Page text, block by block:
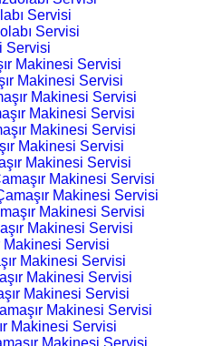
Servisi
Servisi
Servisi
Makinesi Servisi
Makinesi Servisi
Makinesi Servisi
Makinesi Servisi
Makinesi Servisi
Makinesi Servisi
Makinesi Servisi
Makinesi Servisi
Makinesi Servisi
Makinesi Servisi
Makinesi Servisi
Makinesi Servisi
Makinesi Servisi
Makinesi Servisi
Makinesi Servisi
Makinesi Servisi
Makinesi Servisi
Makinesi Servisi